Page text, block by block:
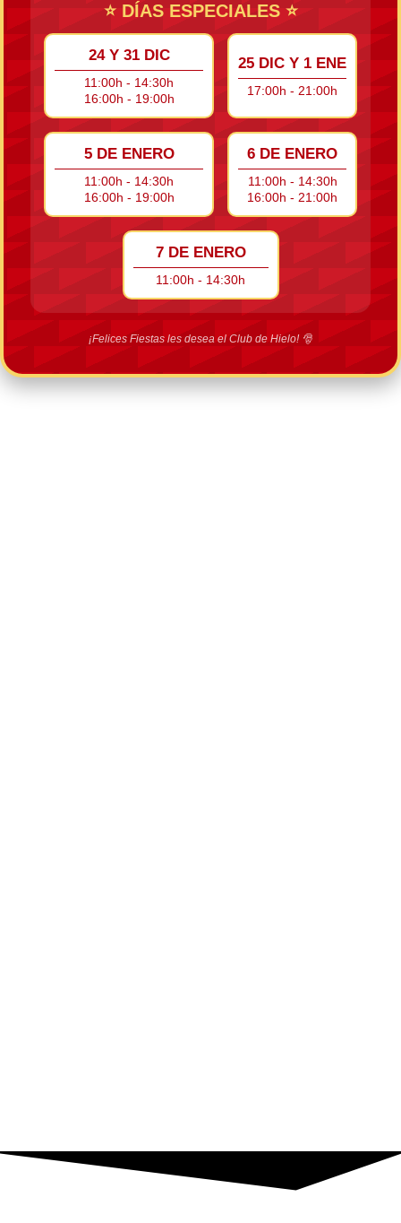
⭐ DÍAS ESPECIALES ⭐
24 Y 31 DIC
11:00h - 14:30h
16:00h - 19:00h
25 DIC Y 1 ENE
17:00h - 21:00h
5 DE ENERO
11:00h - 14:30h
16:00h - 19:00h
6 DE ENERO
11:00h - 14:30h
16:00h - 21:00h
7 DE ENERO
11:00h - 14:30h
¡Felices Fiestas les desea el Club de Hielo! 🎅